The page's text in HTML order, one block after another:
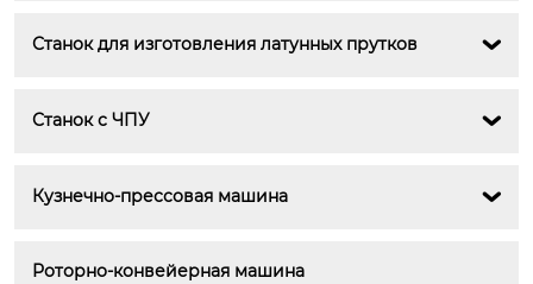
Станок для изготовления латунных прутков 
Станок с ЧПУ 
Кузнечно-прессовая машина 
Роторно-конвейерная машина